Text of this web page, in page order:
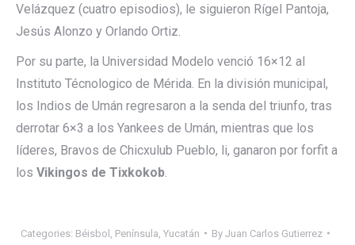
Velázquez (cuatro episodios), le siguieron Rígel Pantoja,
Jesús Alonzo y Orlando Ortiz.
Por su parte, la Universidad Modelo venció 16×12 al
Instituto Técnologico de Mérida. En la división municipal,
los Indios de Umán regresaron a la senda del triunfo, tras
derrotar 6×3 a los Yankees de Umán, mientras que los
líderes, Bravos de Chicxulub Pueblo, li, ganaron por forfit a
los Vikingos de Tixkokob.
Categories: Béisbol Península Yucatán By Juan Carlos Gutierrez